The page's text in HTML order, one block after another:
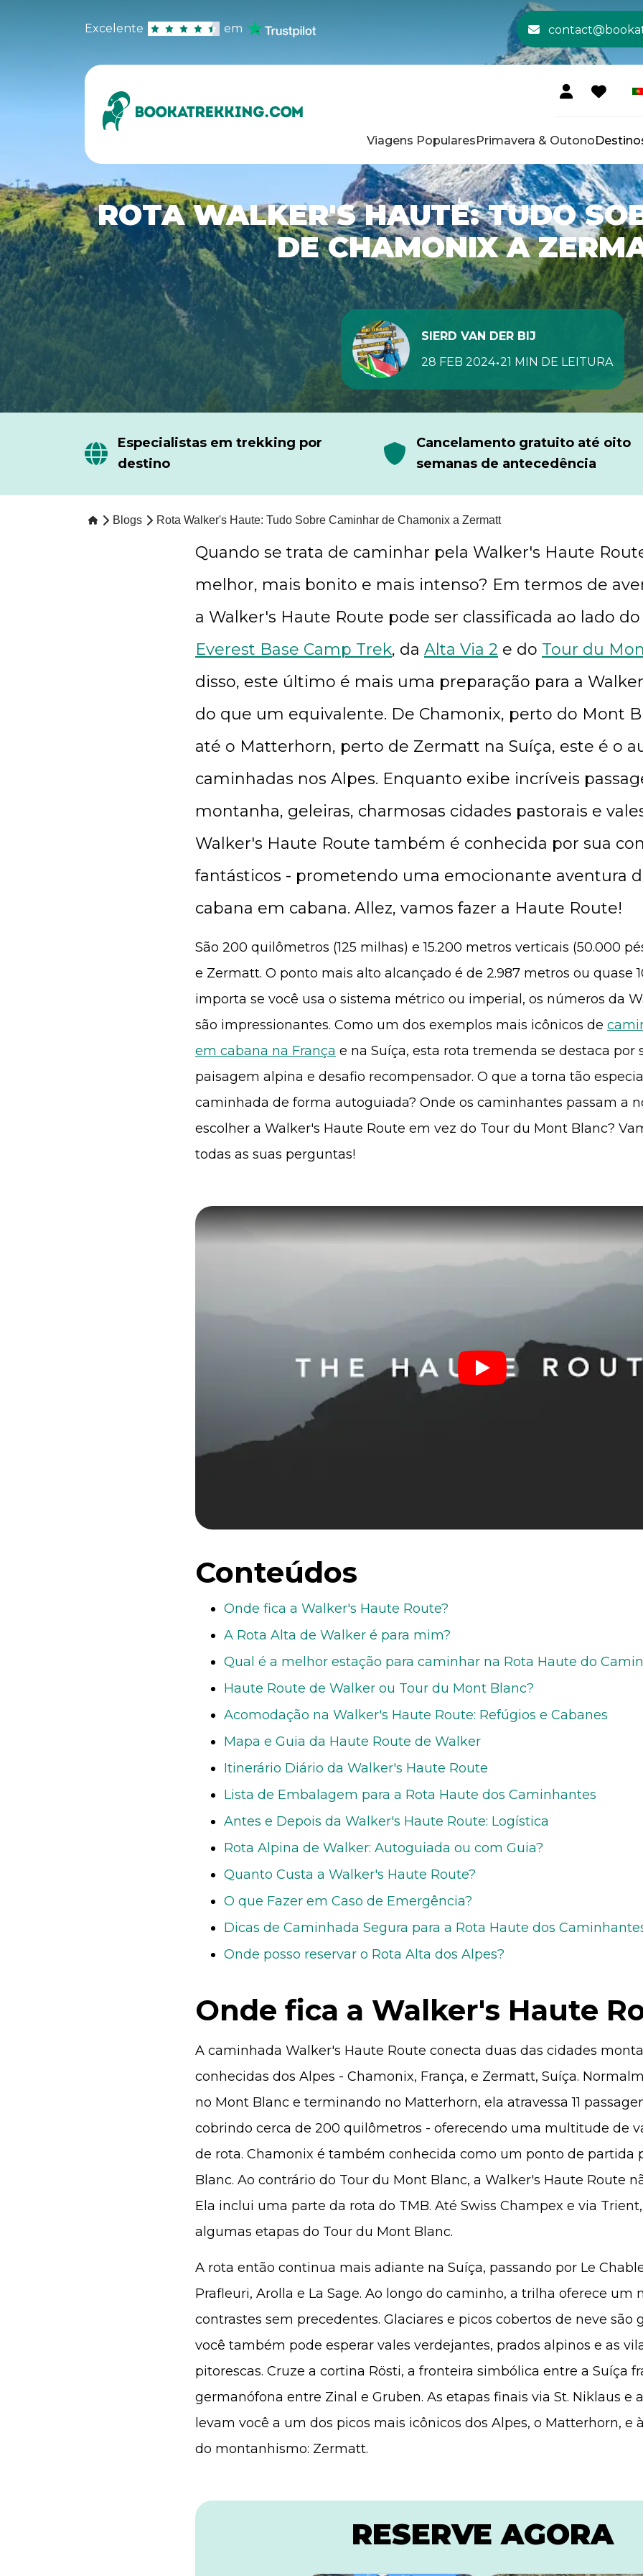
Excelente em
Viagens PopularesPrimavera & Outono
ROTA WALKER'S HAUTE: TUDO
DE CHAMONIX A
SIERD VAN DER BIJ
28 FEB 2024•21 MIN DE LEITURA
Especialistas em trekking por
destino
Cancelamento gratuito até oito
semanas de antecedência
Blogs Rota Walker's Haute: Tudo Sobre Caminhar de Chamonix a Zermatt
Quando se trata de caminhar pela Walker's Haute
melhor, mais bonito e mais intenso? Em termos de
a Walker's Haute Route pode ser classificada ao lado do
Everest Base Camp Trek, da Alta Via 2 e do Tour du
disso, este último é mais uma preparação para a
do que um equivalente. De Chamonix, perto do Mont
até o Matterhorn, perto de Zermatt na Suíça, este é o
caminhadas nos Alpes. Enquanto exibe incríveis
montanha, geleiras, charmosas cidades pastorais e
Walker's Haute Route também é conhecida por sua
fantásticos - prometendo uma emocionante aventura
cabana em cabana. Allez, vamos fazer a Haute Route!
São 200 quilômetros (125 milhas) e 15.200 metros verticais (50.000
e Zermatt. O ponto mais alto alcançado é de 2.987 metros ou quase
importa se você usa o sistema métrico ou imperial, os números da
são impressionantes. Como um dos exemplos mais icônicos de
em cabana na França e na Suíça, esta rota tremenda se destaca por
paisagem alpina e desafio recompensador. O que a torna tão
caminhada de forma autoguiada? Onde os caminhantes passam a
escolher a Walker's Haute Route em vez do Tour du Mont Blanc?
todas as suas perguntas!
Conteúdos
Onde fica a Walker's Haute Route?
A Rota Alta de Walker é para mim?
Qual é a melhor estação para caminhar na Rota Haute do
Haute Route de Walker ou Tour du Mont Blanc?
Acomodação na Walker's Haute Route: Refúgios e Cabanes
Mapa e Guia da Haute Route de Walker
Itinerário Diário da Walker's Haute Route
Lista de Embalagem para a Rota Haute dos Caminhantes
Antes e Depois da Walker's Haute Route: Logística
Rota Alpina de Walker: Autoguiada ou com Guia?
Quanto Custa a Walker's Haute Route?
O que Fazer em Caso de Emergência?
Dicas de Caminhada Segura para a Rota Haute dos
Onde posso reservar o Rota Alta dos Alpes?
Onde fica a Walker's Haute
A caminhada Walker's Haute Route conecta duas das cidades
conhecidas dos Alpes - Chamonix, França, e Zermatt, Suíça.
no Mont Blanc e terminando no Matterhorn, ela atravessa 11
cobrindo cerca de 200 quilômetros - oferecendo uma multitude de
de rota. Chamonix é também conhecida como um ponto de partida
Blanc. Ao contrário do Tour du Mont Blanc, a Walker's Haute Route
Ela inclui uma parte da rota do TMB. Até Swiss Champex e via
algumas etapas do Tour du Mont Blanc.
A rota então continua mais adiante na Suíça, passando por Le
Prafleuri, Arolla e La Sage. Ao longo do caminho, a trilha oferece um
contrastes sem precedentes. Glaciares e picos cobertos de neve são
você também pode esperar vales verdejantes, prados alpinos e as
pitorescas. Cruze a cortina Rösti, a fronteira simbólica entre a Suíça
germanófona entre Zinal e Gruben. As etapas finais via St. Niklaus e
levam você a um dos picos mais icônicos dos Alpes, o Matterhorn, e
do montanhismo: Zermatt.
RESERVE AGORA